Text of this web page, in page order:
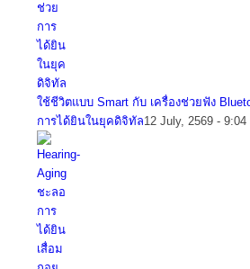
ใช้ชีวิตแบบ Smart กับ เครื่องช่วยฟัง
การได้ยินในยุคดิจิทัล12 July, 2569 - 9:04